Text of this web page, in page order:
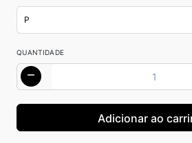
QUANTIDADE